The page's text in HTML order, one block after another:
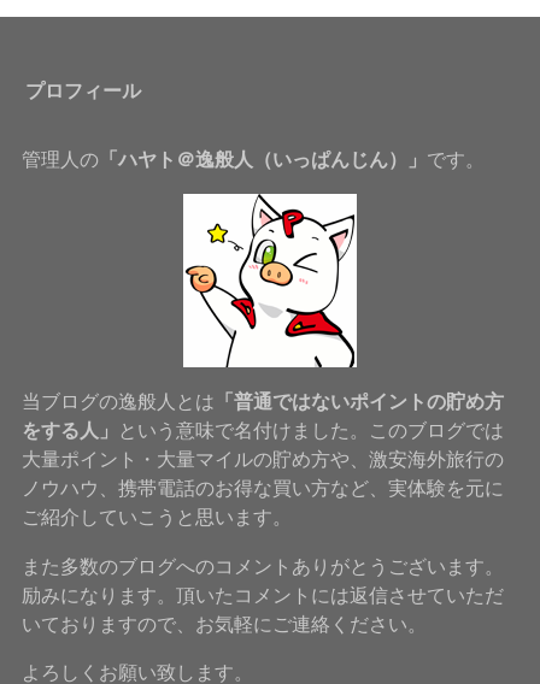
プロフィール
管理人の「ハヤト＠逸般人（いっぱんじん）」 です。
当ブログの逸般人とは 「普通ではないポイントの貯め方
をする人」
という意味で名付けました。このブログでは
大量ポイント・大量マイルの貯め方や、激安海外旅行の
ノウハウ、携帯電話のお得な買い方など、実体験を元に
ご紹介していこうと思います。
また多数のブログへのコメントありがとうございます。
励みになります。頂いたコメントには返信させていただ
いておりますので、お気軽にご連絡ください。
よろしくお願い致します。